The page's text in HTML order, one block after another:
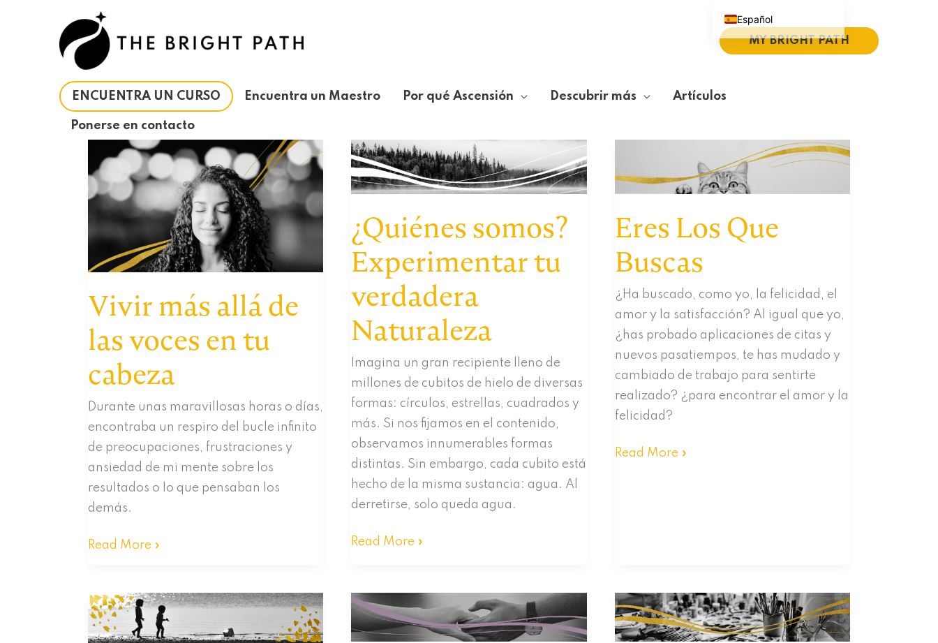
MY BRIGHT PATH
ENCUENTRA UN CURSO Encuentra un Maestro Por qué Ascensión Descubrir más Artículos
Ponerse en contacto
Vivir más allá de
las voces en tu
cabeza
Durante unas maravillosas horas o días,
encontraba un respiro del bucle infinito
de preocupaciones, frustraciones y
ansiedad de mi mente sobre los
resultados o lo que pensaban los
demás.
Vivir
de
las
Read More »
¿Quiénes somos?
Experimentar tu
verdadera
Naturaleza
Imagina un gran recipiente lleno de
millones de cubitos de hielo de diversas
formas: círculos, estrellas, cuadrados y
más. Si nos fijamos en el contenido,
observamos innumerables formas
distintas. Sin embargo, cada cubito está
hecho de la misma sustancia: agua. Al
derretirse, solo queda agua.
¿Quiénes
tu
verdadera
Read More »
Eres Los Que
Buscas
¿Ha buscado, como yo, la felicidad, el
amor y la satisfacción? Al igual que yo,
¿has probado aplicaciones de citas y
nuevos pasatiempos, te has mudado y
cambiado de trabajo para sentirte
realizado? ¿para encontrar el amor y la
felicidad?
Eres
Read More »
Español
English (UK)